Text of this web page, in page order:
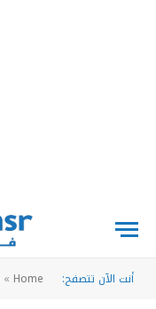
أنت الآن تتصفح: Home
»